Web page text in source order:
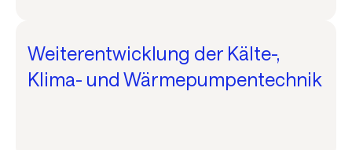
Weiterentwicklung der Kälte-,
Klima- und Wärmepumpentechnik